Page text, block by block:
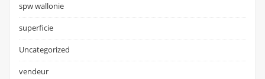
spw wallonie
superficie
Uncategorized
vendeur